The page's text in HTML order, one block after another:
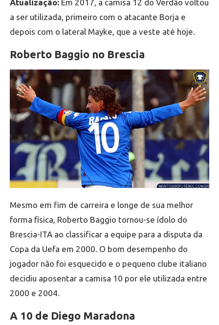
Atualização: Em 2017, a camisa 12 do Verdão voltou
a ser utilizada, primeiro com o atacante Borja e
depois com o lateral Mayke, que a veste até hoje.
Roberto Baggio no Brescia
Mesmo em fim de carreira e longe de sua melhor
forma física, Roberto Baggio tornou-se ídolo do
Brescia-ITA ao classificar a equipe para a disputa da
Copa da Uefa em 2000. O bom desempenho do
jogador não foi esquecido e o pequeno clube italiano
decidiu aposentar a camisa 10 por ele utilizada entre
2000 e 2004.
A 10 de Diego Maradona